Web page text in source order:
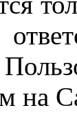
на